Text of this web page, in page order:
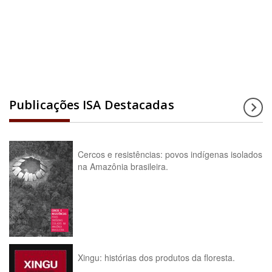
Publicações ISA Destacadas
Cercos e resistências: povos indígenas isolados
na Amazônia brasileira.
Xingu: histórias dos produtos da floresta.